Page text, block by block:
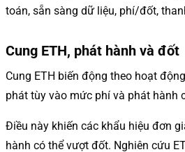
toán, sẵn sàng dữ liệu, phí/đốt,
Cung ETH, phát hành và đốt
Cung ETH biến động theo hoạt
phát tùy vào mức phí và phát hành
Điều này khiến các khẩu hiệu đơn
hành có thể vượt đốt. Nghiên cứu